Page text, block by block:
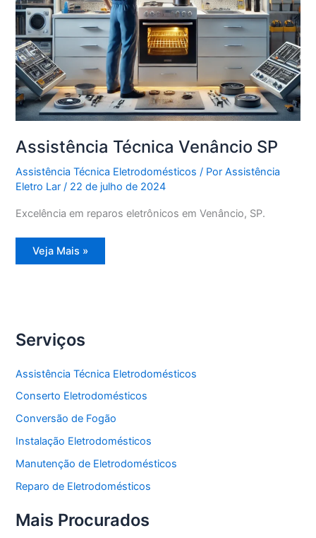
Assistência Técnica Venâncio SP
Assistência Técnica Eletrodomésticos / PorAssistência
Eletro Lar/ 22 de julho de 2024
Excelência em reparos eletrônicos em Venâncio, SP.
Assistência
Técnica
Veja Mais »
Serviços
Assistência Técnica Eletrodomésticos
Conserto Eletrodomésticos
Conversão de Fogão
Instalação Eletrodomésticos
Manutenção de Eletrodomésticos
Reparo de Eletrodomésticos
Mais Procurados